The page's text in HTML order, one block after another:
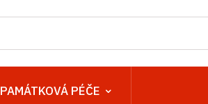
PAMÁTKOVÁ PÉČE